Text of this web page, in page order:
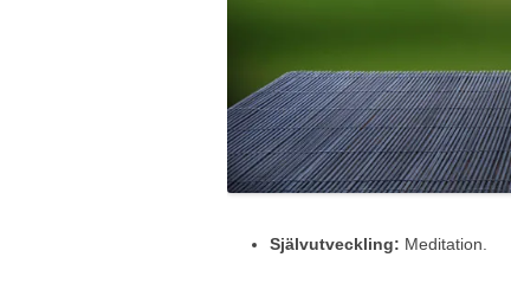
Självutveckling: Meditation.